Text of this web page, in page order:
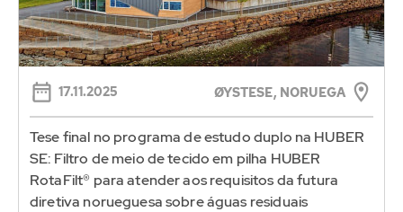
17.11.2025 ØYSTESE, NORUEGA
Tese final no programa de estudo duplo na HUBER
SE: Filtro de meio de tecido em pilha HUBER
RotaFilt® para atender aos requisitos da futura
diretiva norueguesa sobre águas residuais